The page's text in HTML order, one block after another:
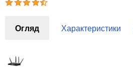
Персональні комп'ютери
Оперативна пам'ять
Огляд Характеристики